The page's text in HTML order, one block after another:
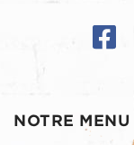
NOTRE MENU